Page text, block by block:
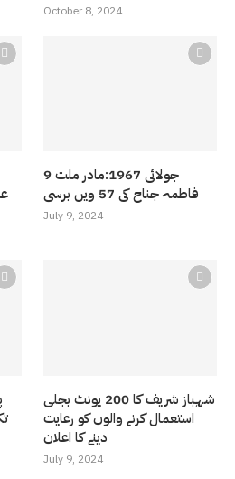
October 8, 2024
9 جولائی 1967:مادر ملت
فاطمہ جناح کی 57 ویں برسی
July 9, 2024
شہباز شریف کا 200 یونٹ بجلی
استعمال کرنے والوں کو رعایت
دینے کا اعلان
July 9, 2024